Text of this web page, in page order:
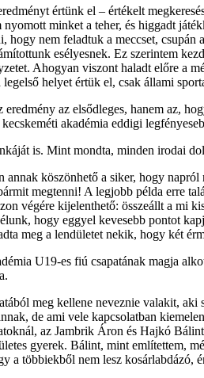
értünk el – értékelt
minket a teher, és higgadt
hogy nem feladtuk a meccset,
esélyesnek. Ez szerintem
Ahogyan viszont haladt előre a
helyet értük el, csak állami
az elsődleges, hanem az,
akadémia eddigi
is. Mint mondta, minden irodai
annak köszönhető a siker, hogy
megtenni! A legjobb példa erre
végére kijelenthető: összeállt a
hogy eggyel kevesebb pontot
meg a lendületet nekik, hogy két
U19-es fiú csapatának magja
meg kellene neveznie valakit,
de ami vele kapcsolatban
az Jambrik Áron és Hajkó
gyerek. Bálint, mint említettem,
a többiekből nem lesz